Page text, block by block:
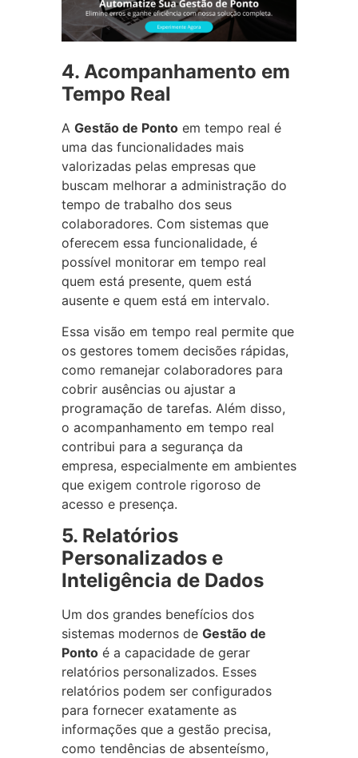
4. Acompanhamento em
Tempo Real
A Gestão de Pontoem tempo real é
uma das funcionalidades mais
valorizadas pelas empresas que
buscam melhorar a administração do
tempo de trabalho dos seus
colaboradores. Com sistemas que
oferecem essa funcionalidade, é
possível monitorar em tempo real
quem está presente, quem está
ausente e quem está em intervalo.
Essa visão em tempo real permite que
os gestores tomem decisões rápidas,
como remanejar colaboradores para
cobrir ausências ou ajustar a
programação de tarefas. Além disso,
o acompanhamento em tempo real
contribui para a segurança da
empresa, especialmente em ambientes
que exigem controle rigoroso de
acesso e presença.
5. Relatórios
Personalizados e
Inteligência de Dados
Um dos grandes benefícios dos
sistemas modernos de Gestão de
Pontoé a capacidade de gerar
relatórios personalizados. Esses
relatórios podem ser configurados
para fornecer exatamente as
informações que a gestão precisa,
como tendências de absenteísmo,